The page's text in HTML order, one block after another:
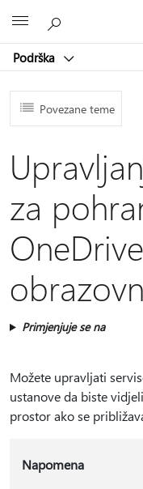
Podrška
Povezane teme
za
Primjenjuje se na
Možete upravljati
ustanove da biste
prostor ako se
Napomena